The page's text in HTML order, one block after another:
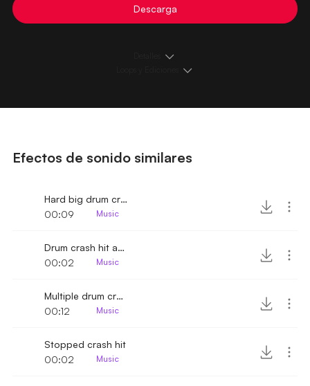
Descarga
Efectos de sonido similares
Hard big drum crash hit
00:09
Music
Drum crash hit and stop
00:02
Music
Multiple drum crash hits
00:12
Music
Stopped crash hit
00:02
Music